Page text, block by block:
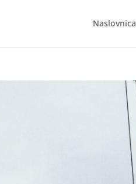
Naslovnica